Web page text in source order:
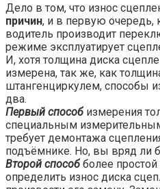
Дело в том, что износ
причин, и в первую очередь,
водитель производит
режиме эксплуатирует
И, хотя толщина диска
измерена, так же, как
штангенциркулем, способы
два.
Первый способ измерения
специальным
требует демонтажа
подъёмнике. Но, вы вряд ли
Второй способ более
определить износ диска